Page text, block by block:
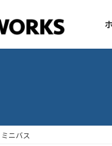
ミニバス